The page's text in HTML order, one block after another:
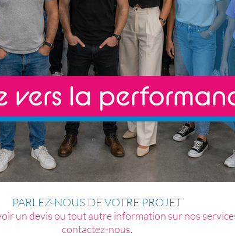
PARLEZ-NOUS DE VOTRE PROJET
un devis ou tout autre information sur nos
contactez-nous.